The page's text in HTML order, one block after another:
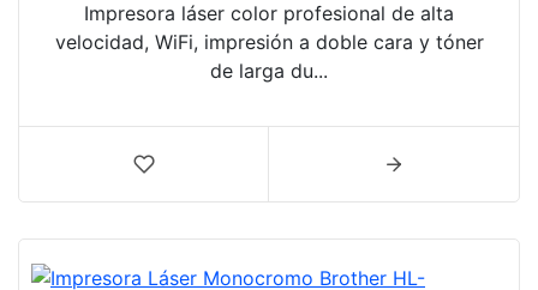
Impresora láser color profesional de alta
velocidad, WiFi, impresión a doble cara y tóner
de larga du...